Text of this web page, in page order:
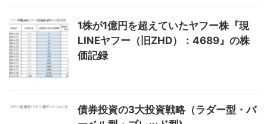
1株が1億円を超えていたヤフー株『現
LINEヤフー（旧ZHD）：4689』の株
価記録
債券投資の3大投資戦略（ラダー型・バ